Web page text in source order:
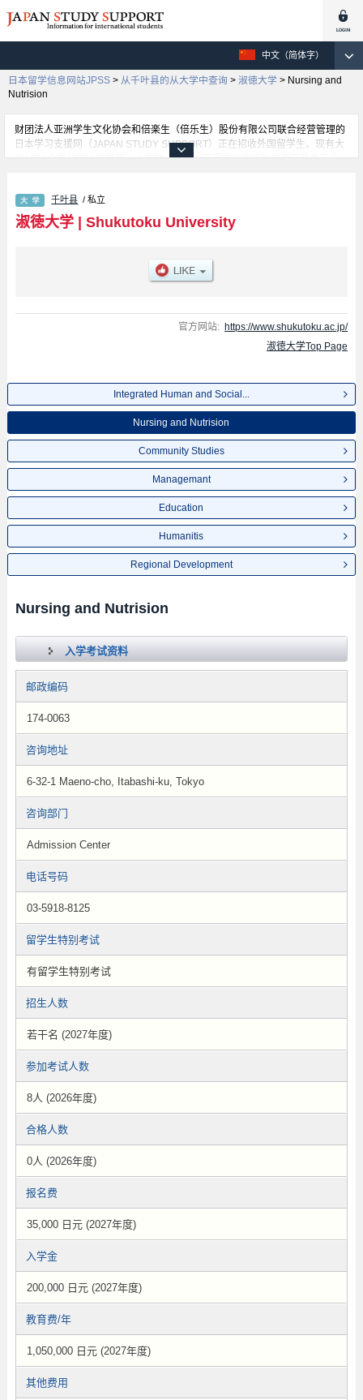
中文（简体字）
日本留学信息网站JPSS > 从千叶县的从大学中查询 > 淑徳大学 > Nursing and
Nutrision
财团法人亚洲学生文化协会和倍楽生（倍乐生）股份有限公司联合经营管理的
日本学习支援网（JAPAN STUDY SUPPORT）正在招收外国留学生。现有大
约1300个学校的大学学部、大学院、短大、专门学校的招生信息正登载于此
Welfare Studies 学部、Nursing and Nutrision 学部、Community Studies 学
部、Managemant 学部、Education 学部、Humanitis 学部、Regional
Development 学部等各学部的不同信息。招收名额、合格人数等考试信息，以
千叶县 / 私立
淑徳大学| Shukutoku University
官方网站: https://www.shukutoku.ac.jp/
淑徳大学Top Page
Integrated Human and Social...
Nursing and Nutrision
Community Studies
Managemant
Education
Humanitis
Regional Development
Nursing and Nutrision
入学考试资料
邮政编码
174-0063
咨询地址
6-32-1 Maeno-cho, Itabashi-ku, Tokyo
咨询部门
Admission Center
电话号码
03-5918-8125
留学生特别考试
有留学生特别考试
招生人数
若干名 (2027年度)
参加考试人数
8人 (2026年度)
合格人数
0人 (2026年度)
报名费
35,000 日元 (2027年度)
入学金
200,000 日元 (2027年度)
教育费/年
1,050,000 日元 (2027年度)
其他费用